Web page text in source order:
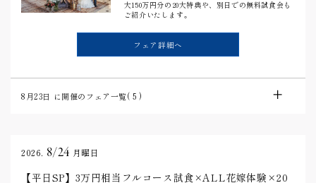
大150万円分の20大特典や、別日での無料試食会も
ご紹介いたします。
フェア詳細へ
8月23日 に開催のフェア一覧(5 )
2026. 8/24 月曜日
【平日SP】3万円相当フルコース試食×ALL花嫁体験×20